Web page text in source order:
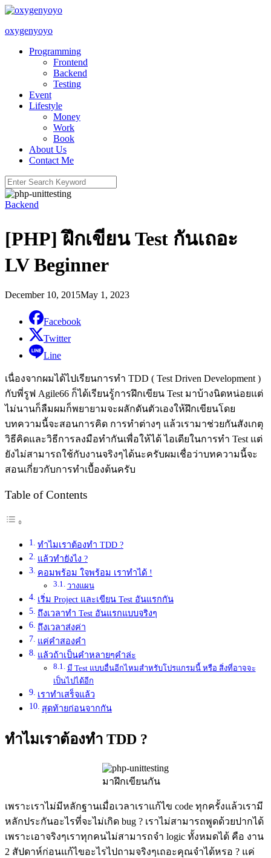
Skip
content
oxygenyoyo
Programming
Frontend
Backend
Testing
Event
Lifestyle
Money
Work
Book
About Us
Contact Me
Search
for:
Backend
[PHP] ฝึกเขียน Test กันเถอะ
LV Beginner
December 10, 2015May 1, 2023
Facebook
Twitter
Line
เนื่องจากผมได้ไปเรียนการทำ TDD ( Test Driven Development )
กับพี่รูฟ Agile66 ก็ได้เรียนรู้การฝึกเขียน Test มาบ้างนิดหน่อยแต่
ไม่นานก็ลืมผมก็พยายามจะผลักดันตัวเองให้ฝึกเขียนโดย
บทความนี้จะสอนการคิด การทำต่างๆ แล้วเรามาช่วยกันสังเกตุ
วิธีคิดและวิธีการลงมือทำกันเพื่อให้ได้ ไอเดียในการทำ Test แต่
ยังไม่สามารถใช้กับงานจริงๆได้นะครับผมเชื่อว่าบทความนี้จะ
สอนเกี่ยวกับการทำเบื้องต้นครับ
Table of Contents
ทำไมเราต้องทำ TDD ?
แล้วทำยังไง ?
คอมพร้อม ใจพร้อม เราทำได้ !
วางแผน
เริ่ม Project และเขียน Test อันแรกกัน
ถึงเวลาทำ Test อันแรกแบบจริงๆ
ถึงเวลาส่งค่า
แค่คำสองคำ
แล้วถ้าเป็นคำหลายๆคำล่ะ
มี Test แบบอื่นอีกไหมสำหรับโปรแกรมนี้ หรือ สิ่งที่อาจจะ
เป็นไปได้อีก
เราทำเสร็จแล้ว
สุดท้ายก่อนจากกัน
ทำไมเราต้องทำ TDD ?
มาฝึกเขียนกัน
เพราะเราไม่มีหลักฐานเมื่อเวลาเราแก้ไข code ทุกครั้งแล้วเรามี
หลักประกันอะไรที่จะไม่เกิด bug ? เราไม่สามารถพูดด้วยปากได้
เพราะเอาจริงๆเราทุกคนไม่สามารถจำ logic ทั้งหมดได้ คือ งาน
2 สัปดาห์ก่อนแก้ไขอะไรไปถามจริงๆเถอะคุณจำได้หรอ ? แค่